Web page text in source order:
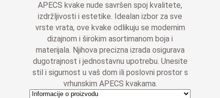
€40,00
APECS kvake nude savršen spoj kvalitete,
izdržljivosti i estetike. Idealan izbor za sve
vrste vrata, ove kvake odlikuju se modernim
dizajnom i širokim asortimanom boja i
materijala. Njihova precizna izrada osigurava
dugotrajnost i jednostavnu upotrebu. Unesite
stil i sigurnost u vaš dom ili poslovni prostor s
vrhunskim APECS kvakama.